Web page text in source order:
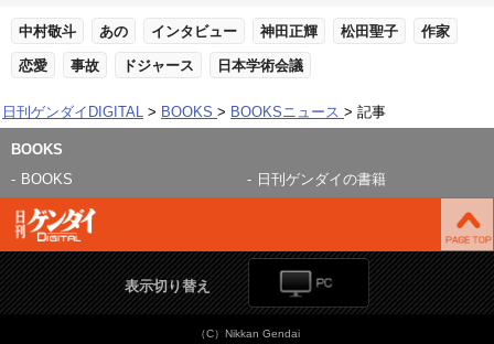
中村敬斗 あの インタビュー 神田正輝 松田聖子 作家
恋愛 事故 ドジャース 日本学術会議
日刊ゲンダイDIGITAL BOOKS BOOKSニュース 記事
BOOKS
BOOKS
日刊ゲンダイの書籍
表示切り替え
（C）Nikkan Gendai